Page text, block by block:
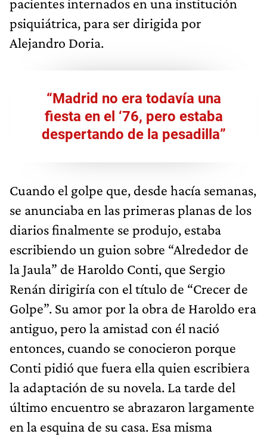
psiquiátrica, para ser dirigida por
Alejandro Doria.
“Madrid no era todavía una
fiesta en el ‘76, pero estaba
despertando de la pesadilla”
Cuando el golpe que, desde hacía semanas,
se anunciaba en las primeras planas de los
diarios finalmente se produjo, estaba
escribiendo un guion sobre “Alrededor de
la Jaula” de Haroldo Conti, que Sergio
Renán dirigiría con el título de “Crecer de
Golpe”. Su amor por la obra de Haroldo era
antiguo, pero la amistad con él nació
entonces, cuando se conocieron porque
Conti pidió que fuera ella quien escribiera
la adaptación de su novela. La tarde del
último encuentro se abrazaron largamente
en la esquina de su casa. Esa misma